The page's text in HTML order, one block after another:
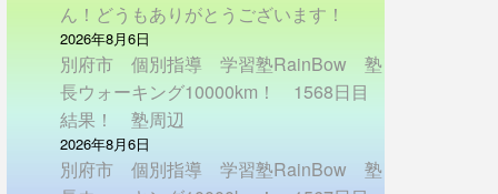
ん！どうもありがとうございます！
2026年8月6日
別府市 個別指導 学習塾RainBow 塾
長ウォーキング10000km！ 1568日目
結果！ 塾周辺
2026年8月6日
別府市 個別指導 学習塾RainBow 塾